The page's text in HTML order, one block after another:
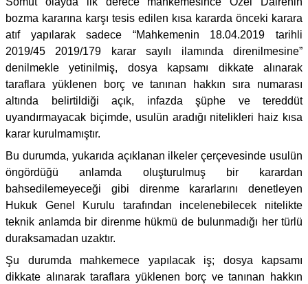
bozma kararına karşı tesis edilen kısa kararda önceki karara
atıf yapılarak sadece “Mahkemenin 18.04.2019 tarihli
2019/45 2019/179 karar sayılı ilamında direnilmesine”
denilmekle yetinilmiş, dosya kapsamı dikkate alınarak
taraflara yüklenen borç ve tanınan hakkın sıra numarası
altında belirtildiği açık, infazda şüphe ve tereddüt
uyandırmayacak biçimde, usulün aradığı nitelikleri haiz kısa
karar kurulmamıştır.
Bu durumda, yukarıda açıklanan ilkeler çerçevesinde usulün
öngördüğü anlamda oluşturulmuş bir karardan
bahsedilemeyeceği gibi direnme kararlarını denetleyen
Hukuk Genel Kurulu tarafından incelenebilecek nitelikte
teknik anlamda bir direnme hükmü de bulunmadığı her türlü
duraksamadan uzaktır.
Şu durumda mahkemece yapılacak iş; dosya kapsamı
dikkate alınarak taraflara yüklenen borç ve tanınan hakkın